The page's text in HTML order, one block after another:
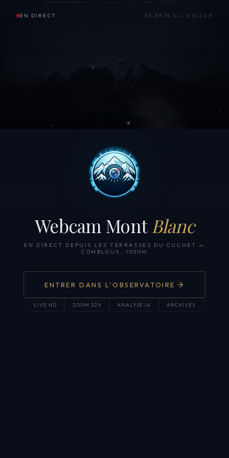
EN DIRECT 45.8878 N — 6.6211 E
Webcam Mont Blanc
EN DIRECT DEPUIS LES TERRASSES DU CUCHET —
COMBLOUX, 1050M
ENTRER DANS L'OBSERVATOIRE
LIVE HD ZOOM 32X ANALYSE IA ARCHIVES